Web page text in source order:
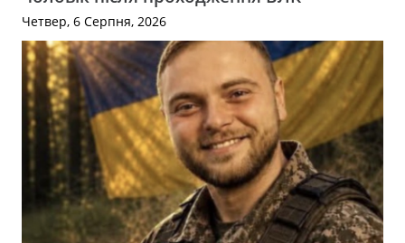
Четвер, 6 Серпня, 2026